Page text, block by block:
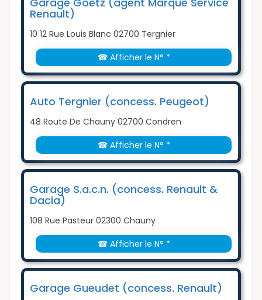
Renault)
10 12 Rue Louis Blanc 02700 Tergnier
☎ Afficher le N° *
Auto Tergnier (concess. Peugeot)
48 Route De Chauny 02700 Condren
☎ Afficher le N° *
Garage S.a.c.n. (concess. Renault &
Dacia)
108 Rue Pasteur 02300 Chauny
☎ Afficher le N° *
Garage Gueudet (concess. Renault)